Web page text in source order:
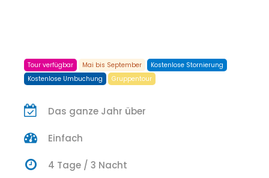
Tour verfügbar Mai bis September
Kostenlose Stornierung
Kostenlose Umbuchung
Gruppentour
Das ganze Jahr über
Einfach
4 Tage / 3 Nacht